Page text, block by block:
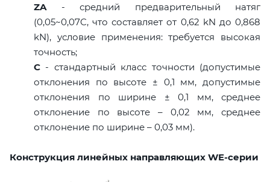
ZA- средний предварительный натяг
(0,05~0,07C, что составляет от 0,62 kN до 0,868
kN), условие применения: требуется высокая
точность;
C - стандартный класс точности (допустимые
отклонения по высоте ± 0,1 мм, допустимые
отклонения по ширине ± 0,1 мм, среднее
отклонение по высоте – 0,02 мм, среднее
отклонение по ширине – 0,03 мм).
Конструкция линейных направляющих WE-серии